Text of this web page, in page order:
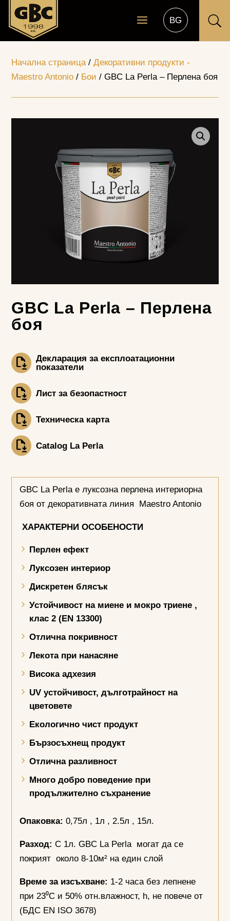
U
Начална страница/Декоративни продукти -
Maestro Antonio / Бои / GBC La Perla – Перлена боя
GBC La Perla – Перлена
боя
Декларация за експлоатационни
показатели
Лист за безопастност
Техническа карта
Catalog La Perla
GBC La Perla е луксозна перлена интериорна
боя от декоративната линия Maestro Antonio
ХАРАКТЕРНИ ОСОБЕНОСТИ
Перлен ефект
Луксозен интериор
Дискретен блясък
Устойчивост на миене и мокро триене ,
клас 2 (EN 13300)
Отлична покривност
Лекота при нанасяне
Висока адхезия
UVустойчивост, дълготрайност на
цветовете
Екологично чист продукт
Бързосъхнещ продукт
Отлична разливност
Много добро поведение при
продължително съхранение
Опаковка: 0,75л , 1л , 2.5л , 15л.
Разход: С 1л. GBC La Perla могат да се
покрият около 8-10м² на един слой
Време за изсъхване: 1-2 часа без лепнене
при 23⁰С и 50% отн.влажност, h, не повече от
(БДС EN ISO 3678)